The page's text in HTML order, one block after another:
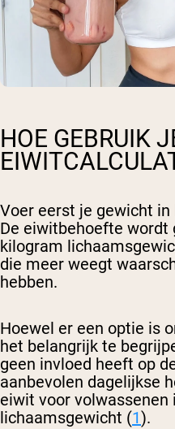
HOE GEBRUIK
Voer eerst je gewicht
De eiwitbehoefte wordt
kilogram
die meer weegt
hebben.
Hoewel er een optie is
het belangrijk te
geen invloed heeft op
aanbevolen dagelijkse
eiwit voor volwassenen
lichaamsgewicht (1).